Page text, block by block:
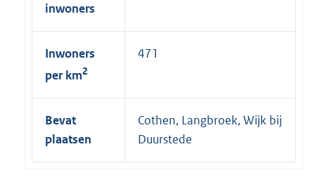
inwoners
Inwoners
per km2
471
Bevat
plaatsen
Cothen, Langbroek, Wijk bij
Duurstede